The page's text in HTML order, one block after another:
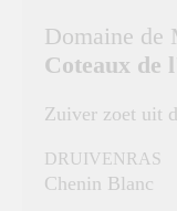
Domaine de
Coteaux de
Zuiver zoet uit
DRUIVENRAS
Chenin Blanc